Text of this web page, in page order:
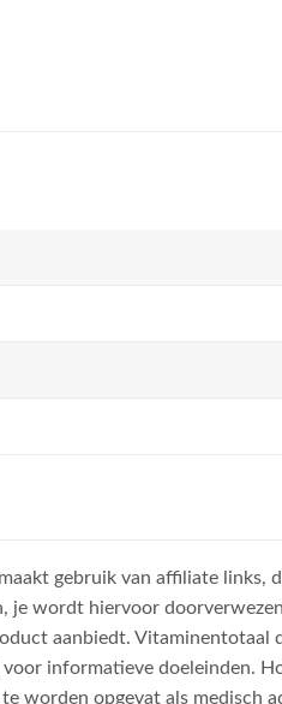
gebruik van affiliate links,
je wordt hiervoor
aanbiedt. Vitaminentotaal
informatieve doeleinden.
worden opgevat als medisch